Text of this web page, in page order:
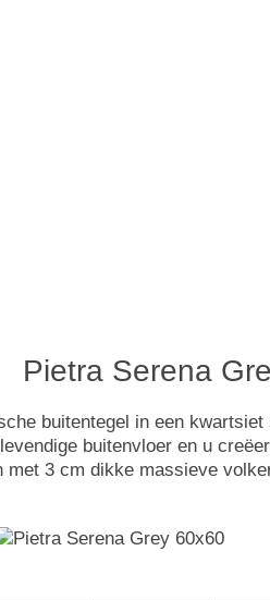
Pietra Serena
buitentegel in een
buitenvloer en u
3 cm dikke massieve